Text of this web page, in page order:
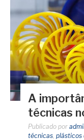
A
técnicas
Publicado por
técnicas plásticos